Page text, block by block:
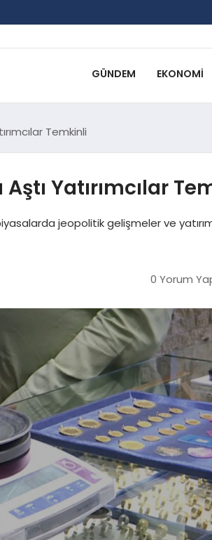
GÜNDEM EKONOMI
Temkinli
Yatırımcılar
jeopolitik gelişmeler ve
0 Yorum